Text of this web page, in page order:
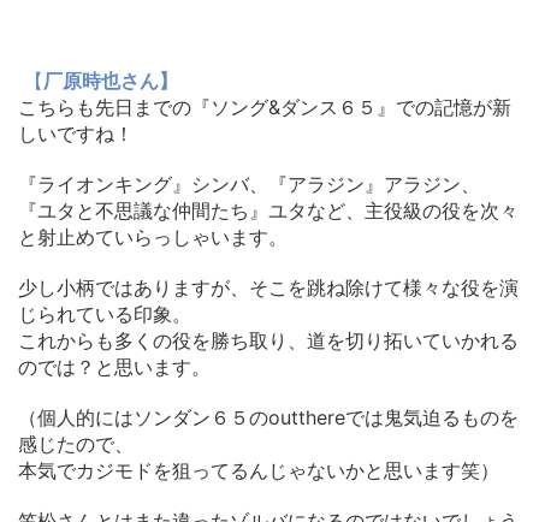
【厂原時也さん】
こちらも先日までの『ソング&ダンス６５』 での記憶が新
しいですね！
『ライオンキング』シンバ、『アラジン』アラジン、
『ユタと不思議な仲間たち』ユタなど、 主役級の役を次々
と射止めていらっしゃいます。
少し小柄ではありますが、 そこを跳ね除けて様々な役を演
じられている印象。
これからも多くの役を勝ち取り、道を切り拓いていかれる
のでは？ と思います。
（個人的にはソンダン６５のoutthereでは鬼気迫るものを
感じたので、
本気でカジモドを狙ってるんじゃないかと思います笑）